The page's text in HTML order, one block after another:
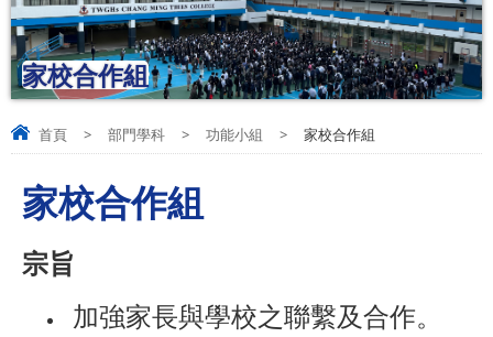
家校合作組
首頁 > 部門學科 > 功能小組 > 家校合作組
家校合作組
宗旨
加強家長與學校之聯繫及合作。